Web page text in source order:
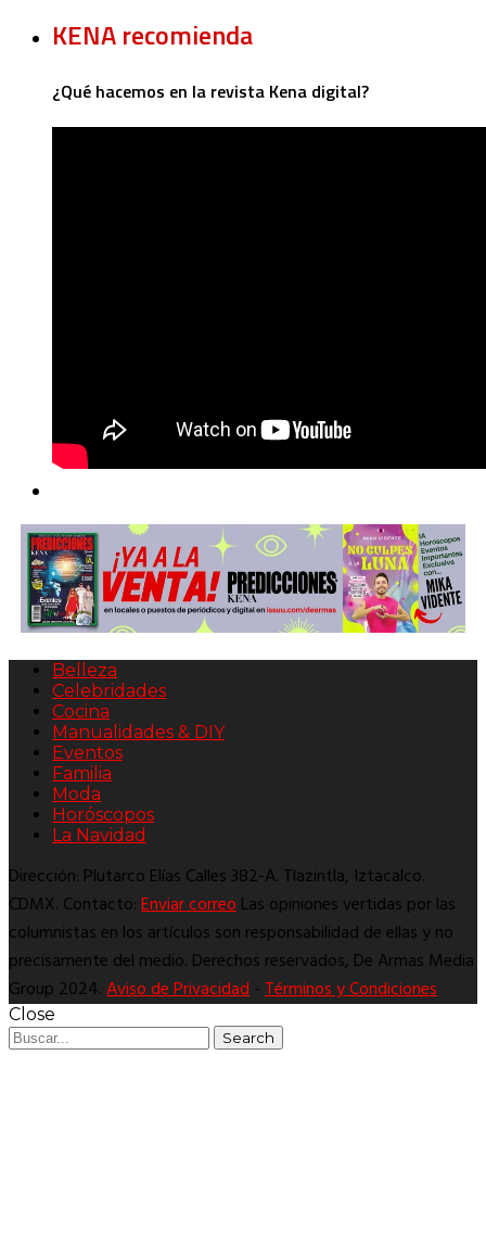
KENA recomienda
¿Qué hacemos en la revista Kena digital?
Belleza
Celebridades
Cocina
Manualidades & DIY
Eventos
Familia
Moda
Horóscopos
La Navidad
Dirección: Plutarco Elías Calles 382-A. Tlazintla, Iztacalco.
CDMX. Contacto:Enviar correoLas opiniones vertidas por las
columnistas en los artículos son responsabilidad de ellas y no
precisamente del medio. Derechos reservados, De Armas Media
Group 2024.Aviso de Privacidad-Términos y Condiciones
Close